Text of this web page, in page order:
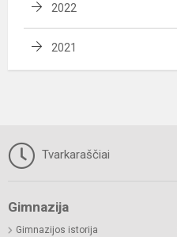
2022
2021
Tvarkaraščiai
Gimnazija
Gimnazijos istorija